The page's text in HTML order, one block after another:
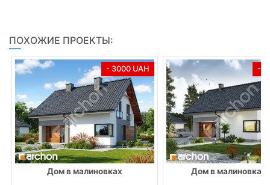
ПОХОЖИЕ ПРОЕКТЫ:
- 3000 UAH
Дом в малиновках
-
Дом в малиновках